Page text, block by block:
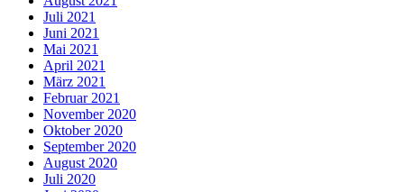
Juli 2021
Juni 2021
Mai 2021
April 2021
März 2021
Februar 2021
November 2020
Oktober 2020
September 2020
August 2020
Juli 2020